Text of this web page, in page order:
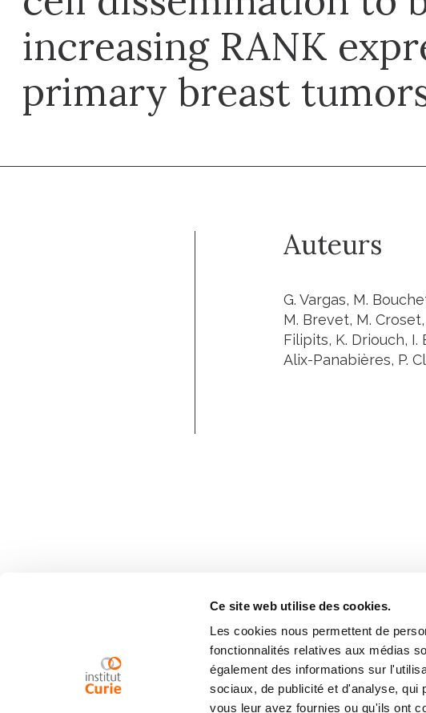
Ce site web utilise des cookies.
Les cookies nous permettent de
fonctionnalités relatives aux médias
également des informations sur
sociaux, de publicité et d'analyse, qui
vous leur avez fournies ou qu'ils ont
increasing RANK
primary breast
Auteurs
G. Vargas, M.
M. Brevet, M.
Filipits, K. Driouch, I.
Alix-Panabières, P.